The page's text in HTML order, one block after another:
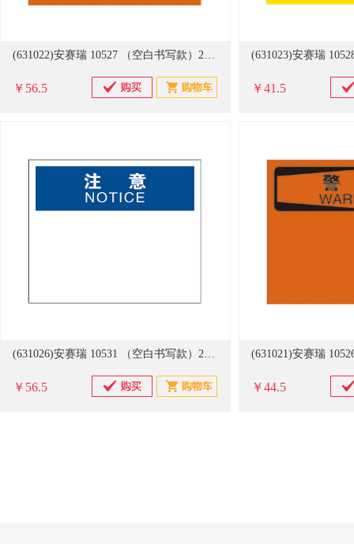
(631022)安赛瑞 10527 （空白书写款）25*31.5cm 塑料板 OSHA警告安全标识牌(单位：张)
￥56.5 ￥41.5
(631026)安赛瑞 10531 （空白书写款）25*31.5cm 塑料板 OSHA注意安全标识牌(单位：张)
￥56.5 ￥44.5